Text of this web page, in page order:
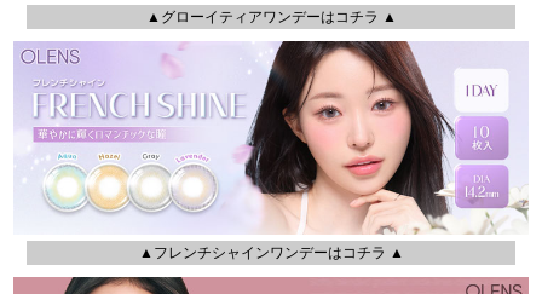
▲グローイティアワンデーはコチラ ▲
▲フレンチシャインワンデーはコチラ ▲